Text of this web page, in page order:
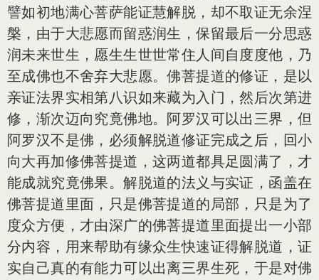
譬如初地满心菩萨能证慧解脱，却不取证无余涅
槃，由于大悲愿而留惑润生，保留最后一分思惑
润未来世生，愿生生世世常住人间自度度他，乃
至成佛也不舍弃大悲愿。佛菩提道的修证，是以
亲证法界实相第八识如来藏为入门，然后次第进
修，渐次迈向究竟佛地。阿罗汉可以出三界，但
阿罗汉不是佛，必须解脱道修证完成之后，回小
向大再加修佛菩提道，这两道都具足圆满了，才
能成就究竟佛果。解脱道的法义与实证，函盖在
佛菩提道里面，只是佛菩提道的局部，只是为了
度众方便，才由深广的佛菩提道里面提出一小部
分内容，用来帮助有缘众生快速证得解脱道，证
实自己真的有能力可以出离三界生死，于是对佛